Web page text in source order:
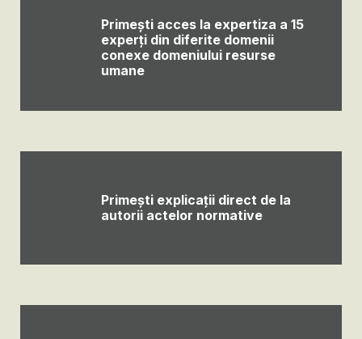
Primești acces la expertiza a 15
experți din diferite domenii
conexe domeniului resurse
umane
Primești explicații direct de la
autorii actelor normative